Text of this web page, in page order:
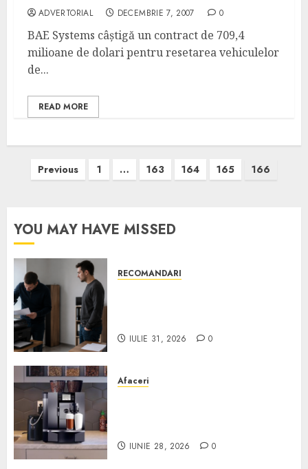
ADVERTORIAL DECEMBRIE 7, 2007 0
BAE Systems câștigă un contract de 709,4
milioane de dolari pentru resetarea vehiculelor
de...
READ MORE
Paginație
Previous 1 … 163 164 165 166
YOU MAY HAVE MISSED
RECOMANDARI
IULIE 31, 2026 0
Afaceri
IUNIE 28, 2026 0